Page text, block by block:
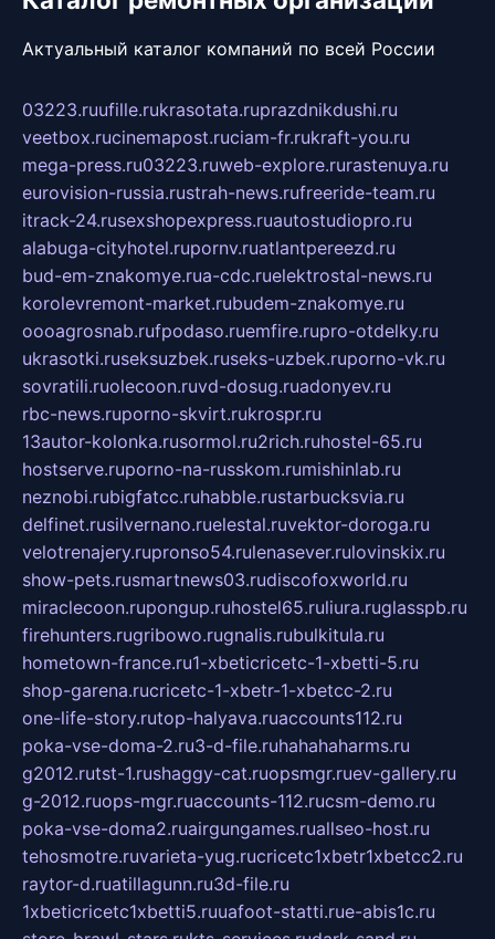
Актуальный каталог компаний по всей России
03223.ruufille.rukrasotata.ruprazdnikdushi.ru
veetbox.rucinemapost.ruciam-fr.rukraft-you.ru
mega-press.ru03223.ruweb-explore.rurastenuya.ru
eurovision-russia.rustrah-news.rufreeride-team.ru
itrack-24.rusexshopexpress.ruautostudiopro.ru
alabuga-cityhotel.rupornv.ruatlantpereezd.ru
bud-em-znakomye.rua-cdc.ruelektrostal-news.ru
korolevremont-market.rubudem-znakomye.ru
oooagrosnab.rufpodaso.ruemfire.rupro-otdelky.ru
ukrasotki.ruseksuzbek.ruseks-uzbek.ruporno-vk.ru
sovratili.ruolecoon.ruvd-dosug.ruadonyev.ru
rbc-news.ruporno-skvirt.rukrospr.ru
13autor-kolonka.rusormol.ru2rich.ruhostel-65.ru
hostserve.ruporno-na-russkom.rumishinlab.ru
neznobi.rubigfatcc.ruhabble.rustarbucksvia.ru
delfinet.rusilvernano.ruelestal.ruvektor-doroga.ru
velotrenajery.rupronso54.rulenasever.rulovinskix.ru
show-pets.rusmartnews03.rudiscofoxworld.ru
miraclecoon.rupongup.ruhostel65.ruliura.ruglasspb.ru
firehunters.rugribowo.rugnalis.rubulkitula.ru
hometown-france.ru1-xbeticricetc-1-xbetti-5.ru
shop-garena.rucricetc-1-xbetr-1-xbetcc-2.ru
one-life-story.rutop-halyava.ruaccounts112.ru
poka-vse-doma-2.ru3-d-file.ruhahahaharms.ru
g2012.rutst-1.rushaggy-cat.ruopsmgr.ruev-gallery.ru
g-2012.ruops-mgr.ruaccounts-112.rucsm-demo.ru
poka-vse-doma2.ruairgungames.ruallseo-host.ru
tehosmotre.ruvarieta-yug.rucricetc1xbetr1xbetcc2.ru
raytor-d.ruatillagunn.ru3d-file.ru
1xbeticricetc1xbetti5.ruuafoot-statti.rue-abis1c.ru